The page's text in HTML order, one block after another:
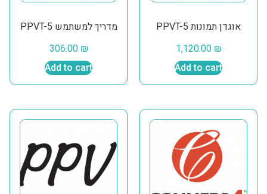
PPVT-5 מדריך למשתמש
306.00 ₪
Add to cart
PPVT-5 אוגדן תמונות
1,120.00 ₪
Add to cart